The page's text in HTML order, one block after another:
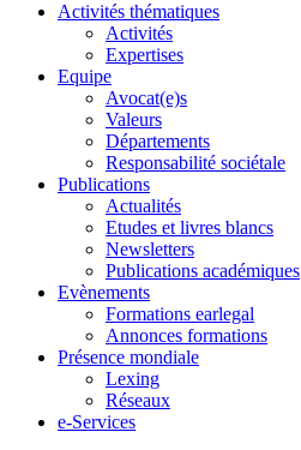
Activités thématiques
Activités
Expertises
Equipe
Avocat(e)s
Valeurs
Départements
Responsabilité sociétale
Publications
Actualités
Etudes et livres blancs
Newsletters
Publications académiques
Evènements
Formations earlegal
Annonces formations
Présence mondiale
Lexing
Réseaux
e-Services